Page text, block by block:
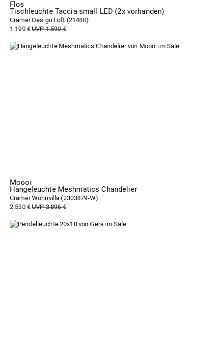
Flos
Tischleuchte Taccia small LED (2x vorhanden)
Cramer Design Loft (21488)
1.190 €UVP 1.590 €
Moooi
Hängeleuchte Meshmatics Chandelier
Cramer Wohnvilla (2303879-W)
2.530 €UVP 3.896 €